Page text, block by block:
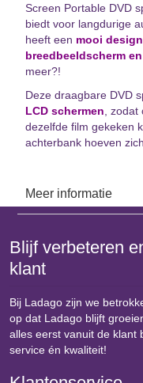
Screen Portable DVD
biedt voor langdurige
heeft een mooi
breedbeeldscherm
meer?!
Deze draagbare DVD
LCD schermen ,
dezelfde film gekeken
achterbank hoeven
Meer informatie
Blijf verbeteren
klant
Bij Ladago zijn we
op dat Ladago blijft
alles eerst vanuit de klant
service én kwaliteit!